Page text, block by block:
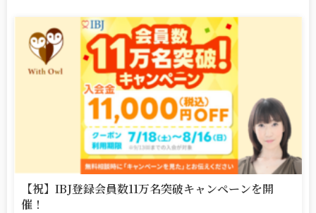
【祝】IBJ登録会員数11万名突破キャンペーンを開
催！